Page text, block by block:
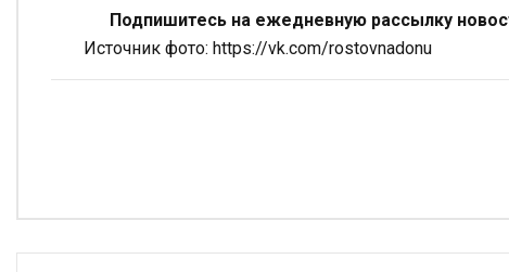
Подпишитесь на ежедневную рассылку
Источник фото: https://vk.com/rostovnadonu